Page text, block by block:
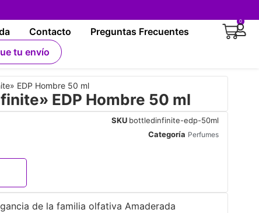
Contacto
Preguntas Frecuentes
tu envío
0
EDP Hombre 50 ml
EDP Hombre 50 ml
SKU bottledinfinite-edp-50ml
Categoría Perfumes
de la familia olfativa Amaderada